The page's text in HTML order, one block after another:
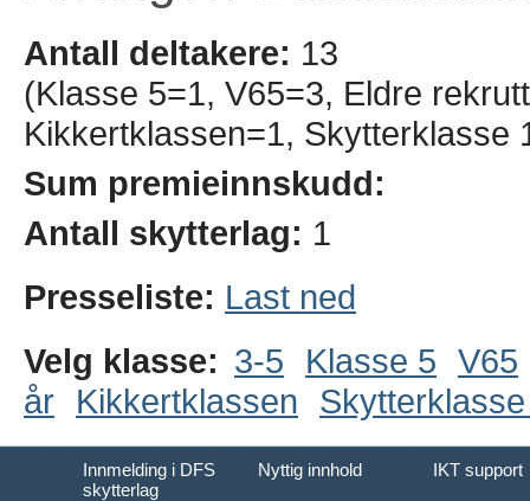
Antall deltakere: 13
(Klasse 5=1, V65=3, Eldre
Kikkertklassen=1, Skytterklasse
Sum premieinnskudd:
Antall skytterlag: 1
Presseliste: Last ned
Velg klasse: 3-5 Klasse 5 V65
år
Kikkertklassen
Innmelding i DFS
skytterlag
Nyttig innhold IKT support